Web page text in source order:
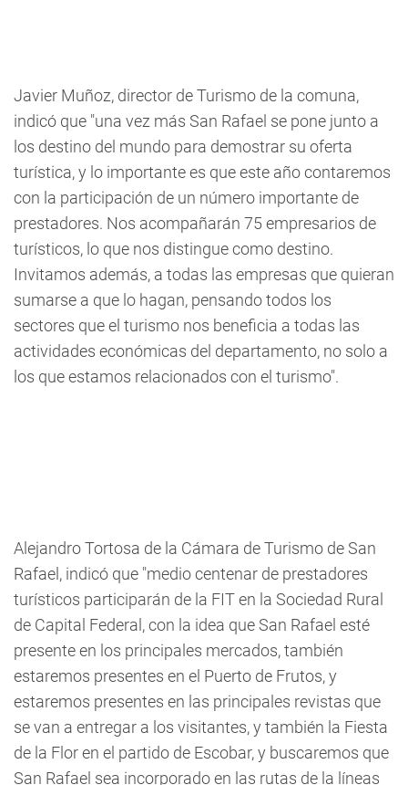
Javier Muñoz, director de Turismo de la comuna,
indicó que "una vez más San Rafael se pone junto a
los destino del mundo para demostrar su oferta
turística, y lo importante es que este año contaremos
con la participación de un número importante de
prestadores. Nos acompañarán 75 empresarios de
turísticos, lo que nos distingue como destino.
Invitamos además, a todas las empresas que quieran
sumarse a que lo hagan, pensando todos los
sectores que el turismo nos beneficia a todas las
actividades económicas del departamento, no solo a
los que estamos relacionados con el turismo".
Alejandro Tortosa de la Cámara de Turismo de San
Rafael, indicó que "medio centenar de prestadores
turísticos participarán de la FIT en la Sociedad Rural
de Capital Federal, con la idea que San Rafael esté
presente en los principales mercados, también
estaremos presentes en el Puerto de Frutos, y
estaremos presentes en las principales revistas que
se van a entregar a los visitantes, y también la Fiesta
de la Flor en el partido de Escobar, y buscaremos que
San Rafael sea incorporado en las rutas de la líneas